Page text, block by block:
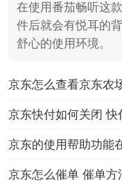
在使用番茄畅听这
件后就会有悦耳的
舒心的使用环境。
京东怎么查看京东农
京东快付如何关闭 快
京东的使用帮助功能
京东怎么催单 催单方